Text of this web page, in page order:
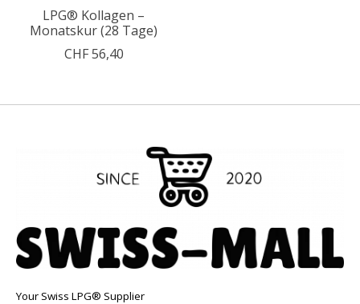
LPG® Kollagen –
Monatskur (28 Tage)
CHF 56,40
Your Swiss LPG® Supplier